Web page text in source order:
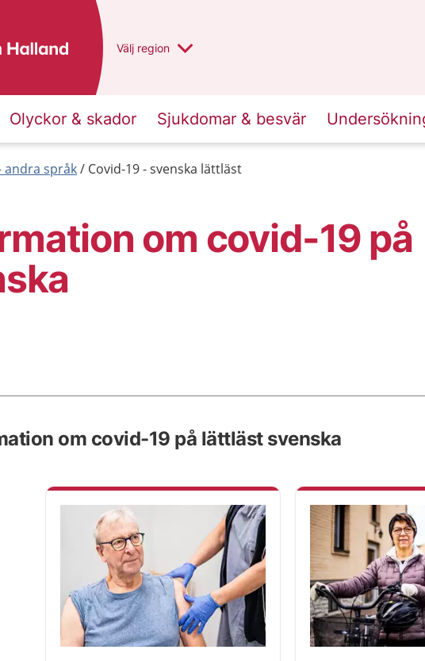
Du har valt region
Välj en annan
region
Olyckor & skador Sjukdomar & besvär
andra språk Covid-19 - svenska lättläst
om covid-19 på
om covid-19 på lättläst svenska